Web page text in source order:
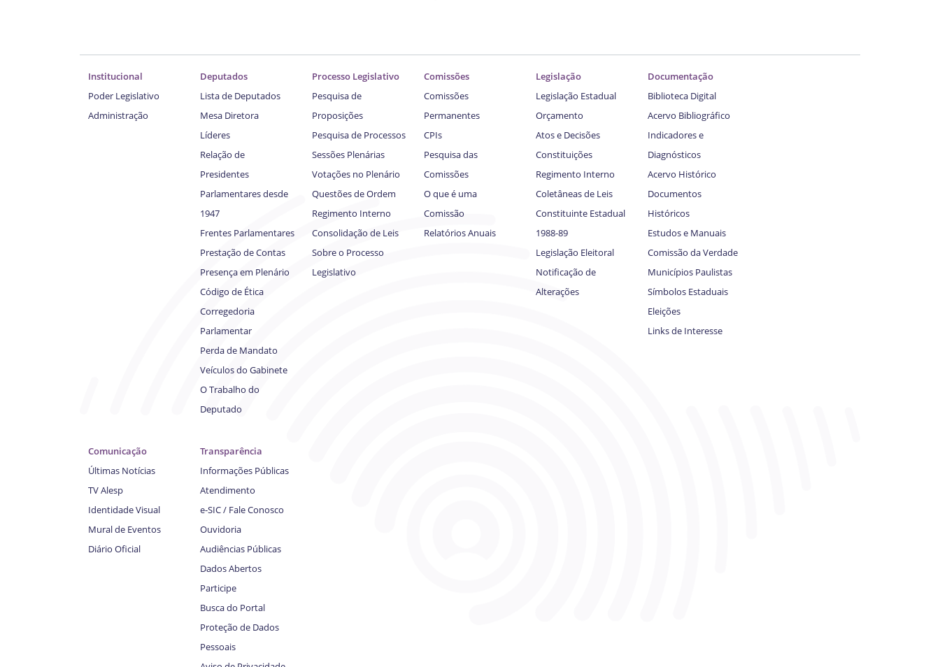
Institucional
Poder Legislativo
Administração
Deputados
Lista de Deputados
Mesa Diretora
Líderes
Relação de
Presidentes
Parlamentares desde
1947
Frentes Parlamentares
Prestação de Contas
Presença em Plenário
Código de Ética
Corregedoria
Parlamentar
Perda de Mandato
Veículos do Gabinete
O Trabalho do
Deputado
Processo Legislativo
Pesquisa de
Proposições
Pesquisa de Processos
Sessões Plenárias
Votações no Plenário
Questões de Ordem
Regimento Interno
Consolidação de Leis
Sobre o Processo
Legislativo
Comissões
Comissões
Permanentes
CPIs
Pesquisa das
Comissões
O que é uma
Comissão
Relatórios Anuais
Legislação
Legislação Estadual
Orçamento
Atos e Decisões
Constituições
Regimento Interno
Coletâneas de Leis
Constituinte Estadual
1988-89
Legislação Eleitoral
Notificação de
Alterações
Documentação
Biblioteca Digital
Acervo Bibliográfico
Indicadores e
Diagnósticos
Acervo Histórico
Documentos
Históricos
Estudos e Manuais
Comissão da Verdade
Municípios Paulistas
Símbolos Estaduais
Eleições
Links de Interesse
Comunicação
Últimas Notícias
TV Alesp
Identidade Visual
Mural de Eventos
Diário Oficial
Transparência
Informações Públicas
Atendimento
e-SIC / Fale Conosco
Ouvidoria
Audiências Públicas
Dados Abertos
Participe
Busca do Portal
Proteção de Dados
Pessoais